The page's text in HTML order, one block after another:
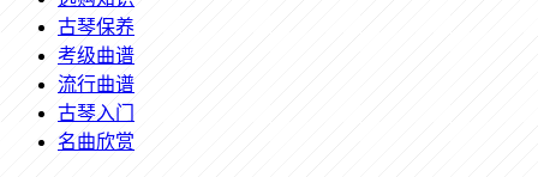
古琴保养
考级曲谱
流行曲谱
古琴入门
名曲欣赏